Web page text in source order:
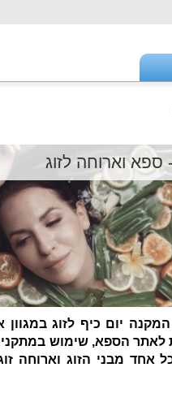
ספא וארוחה לזוג
המקנה יום כיף לזוג
אחד מבני הזוג וארוחה